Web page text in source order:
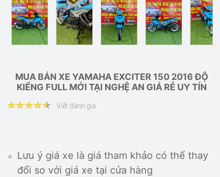
MUA BÁN XE YAMAHA EXCITER 150 2016 ĐỘ
KIỂNG FULL MỚI TẠI NGHỆ AN GIÁ RẺ UY TÍN
Viết đánh giá
Lưu ý giá xe là giá tham khảo có thể thay
đổi so với giá xe tại cửa hàng